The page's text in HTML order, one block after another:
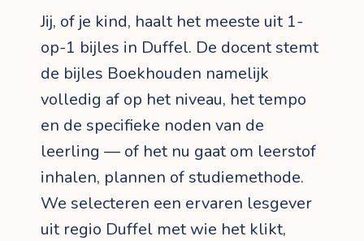
Jij, of je kind, haalt het meeste uit 1-
op-1 bijles in Duffel. De docent stemt
de bijles Boekhouden namelijk
volledig af op het niveau, het tempo
en de specifieke noden van de
leerling — of het nu gaat om leerstof
inhalen, plannen of studiemethode.
We selecteren een ervaren lesgever
uit regio Duffel met wie het klikt,